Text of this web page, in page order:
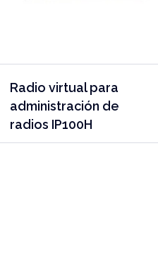
Radio virtual para
administración de
radios IP100H